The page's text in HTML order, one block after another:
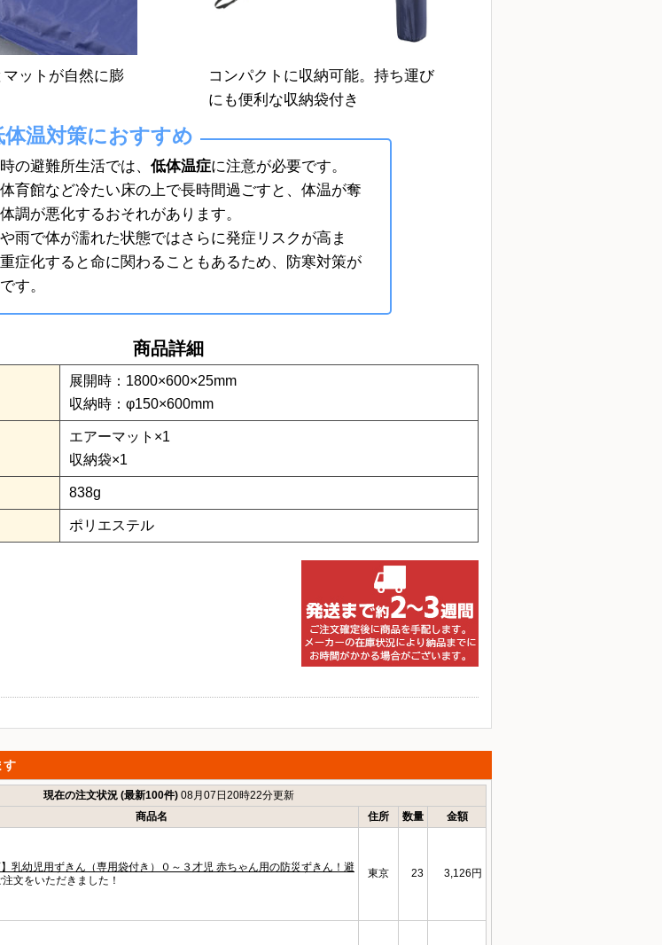
ットが自然に膨
コンパクトに収納可能。持ち運び
にも便利な収納袋付き
体温対策におすすめ
の避難所生活では、 低体温症に注意が必要です。
育館など冷たい床の上で長時間過ごすと、体温が奪
調が悪化するおそれがあります。
雨で体が濡れた状態ではさらに発症リスクが高ま
症化すると命に関わることもあるため、防寒対策が
す。
商品詳細
展開時：1800×600×25mm
収納時：φ150×600mm
エアーマット×1
収納袋×1
838g
ポリエステル
す